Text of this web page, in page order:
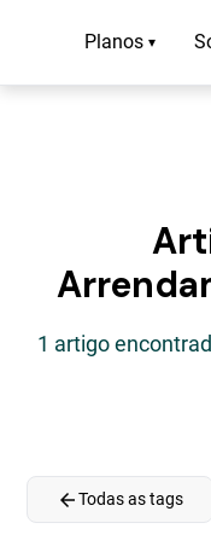
Planos ▾
1 artigo
arrow_backTodas as tags